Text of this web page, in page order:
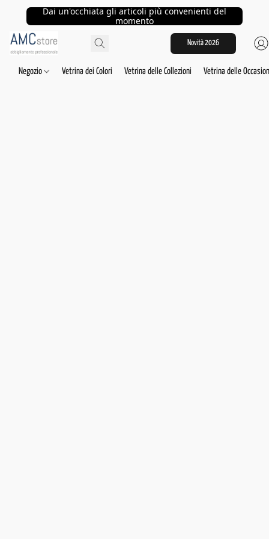
Dai un'occhiata gli articoli più convenienti del
momento
Novità 2026
Negozio Vetrina dei Colori Vetrina delle Collezioni Vetrina delle